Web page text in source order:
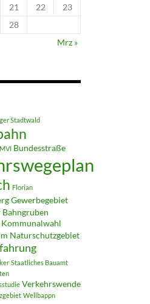
21 22
23
28
Mrz »
Stadtwald
Bundesstraße
Florian
Gewerbegebiet
Bahngruben
Kommunalwahl
Naturschutzgebiet
Staatliches Bauamt
Verkehrswende
Wellbappn